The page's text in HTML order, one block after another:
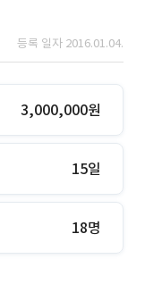
등록 일자 2016.01.04.
3,000,000원
15일
18명